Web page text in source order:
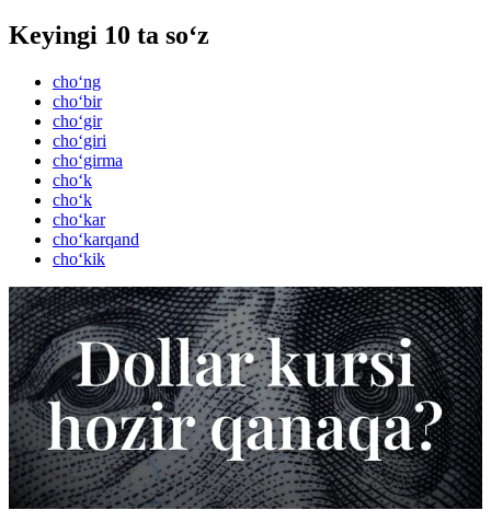
Keyingi 10 ta so‘z
cho‘ng
cho‘bir
cho‘gir
cho‘giri
cho‘girma
cho‘k
cho‘k
cho‘kar
cho‘karqand
cho‘kik